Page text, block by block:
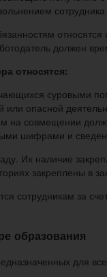
должен
относятся:
суровыми
или опасной
на совмещении
шифрами и
Их наличие
закреплены в
сотрудникам за
образования
для